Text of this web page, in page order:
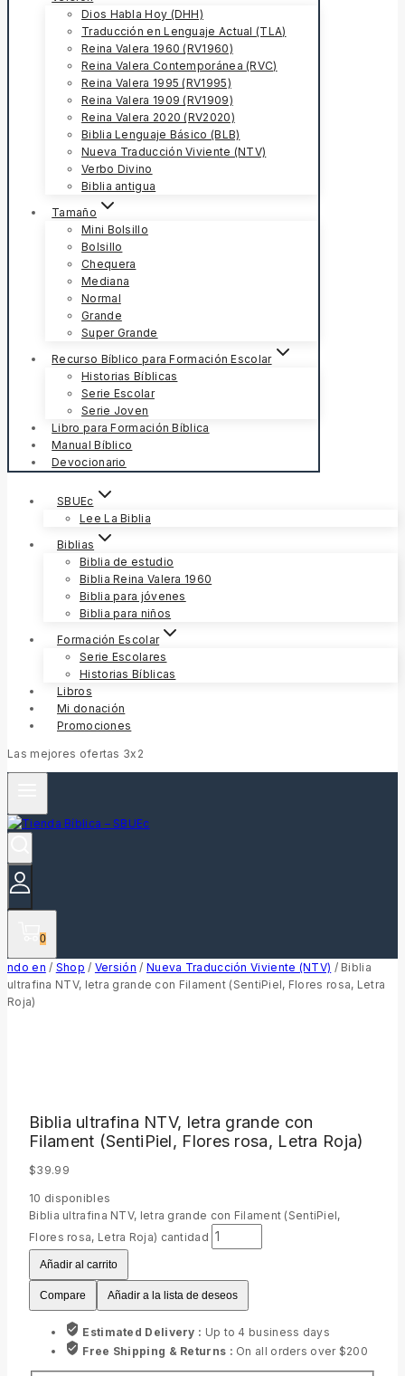
Dios Habla Hoy (DHH)
Traducción en Lenguaje Actual (TLA)
Reina Valera 1960 (RV1960)
Reina Valera Contemporánea (RVC)
Reina Valera 1995 (RV1995)
Reina Valera 1909 (RV1909)
Reina Valera 2020 (RV2020)
Biblia Lenguaje Básico (BLB)
Nueva Traducción Viviente (NTV)
Verbo Divino
Biblia antigua
Tamaño
Mini Bolsillo
Bolsillo
Chequera
Mediana
Normal
Grande
Super Grande
Recurso Bíblico para Formación Escolar
Historias Bíblicas
Serie Escolar
Serie Joven
Libro para Formación Bíblica
Manual Bíblico
Devocionario
SBUEc
Lee La Biblia
Biblias
Biblia de estudio
Biblia Reina Valera 1960
Biblia para jóvenes
Biblia para niños
Formación Escolar
Serie Escolares
Historias Bíblicas
Libros
Mi donación
Promociones
Las mejores ofertas 3x2
0
ndo en / Shop / Versión / Nueva Traducción Viviente (NTV) / Biblia
ultrafina NTV, letra grande con Filament (SentiPiel, Flores rosa, Letra
Roja)
Biblia ultrafina NTV, letra grande con
Filament (SentiPiel, Flores rosa, Letra Roja)
$39.99
10 disponibles
Biblia ultrafina NTV, letra grande con Filament (SentiPiel,
Flores rosa, Letra Roja) cantidad
Añadir al carrito
Compare Añadir a la lista de deseos
Estimated Delivery : Up to 4 business days
Free Shipping & Returns : On all orders over $200